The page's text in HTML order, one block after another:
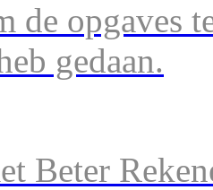
de opgaves
gedaan.
Beter